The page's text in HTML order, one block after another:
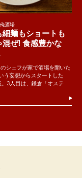
酒場
細麺もショートも
混ぜ! 食感豊かな
シェフが家で酒場を開いた
う妄想からスタートした
。3人目は、鎌倉「オステ